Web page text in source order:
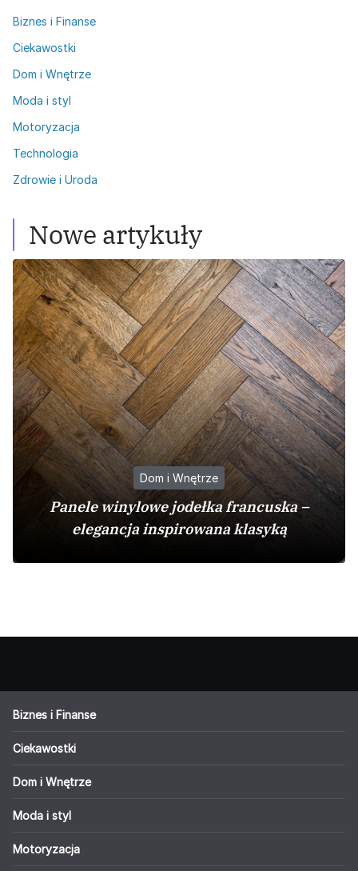
Biznes i Finanse
Ciekawostki
Dom i Wnętrze
Moda i styl
Motoryzacja
Technologia
Zdrowie i Uroda
Nowe artykuły
Dom i Wnętrze
Panele winylowe jodełka francuska –
elegancja inspirowana klasyką
Biznes i Finanse
Ciekawostki
Dom i Wnętrze
Moda i styl
Motoryzacja